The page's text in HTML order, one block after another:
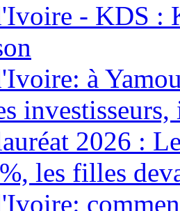
- KDS :
à
2026 :
les filles